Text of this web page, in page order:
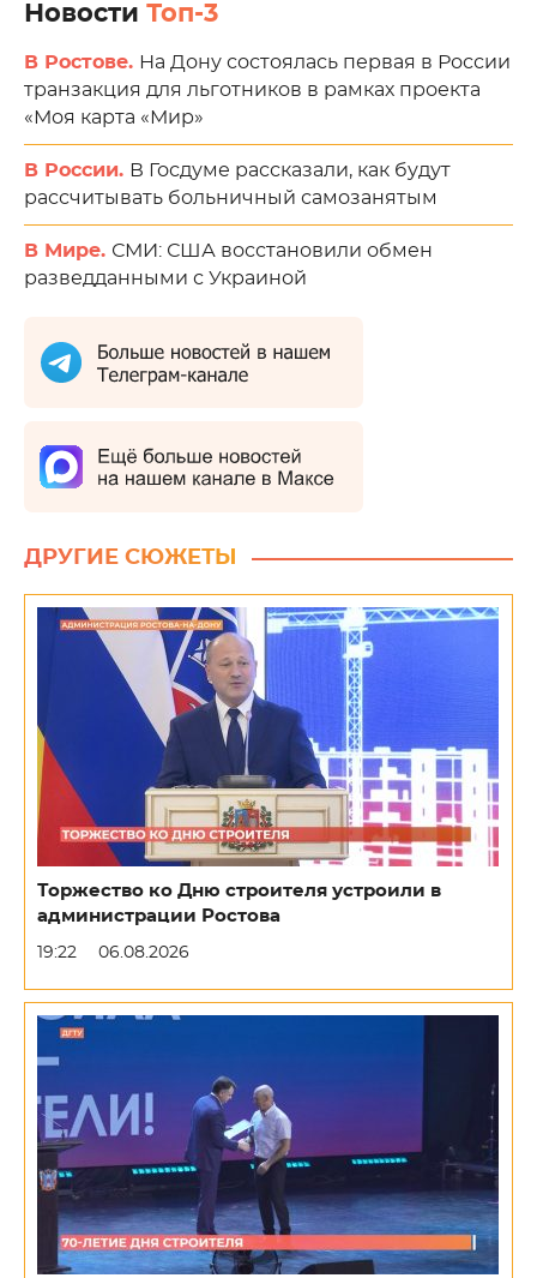
Новости Топ-3
В Ростове. На Дону состоялась первая в России
транзакция для льготников в рамках проекта
«Моя карта «Мир»
В России. В Госдуме рассказали, как будут
рассчитывать больничный самозанятым
В Мире. СМИ: США восстановили обмен
разведданными с Украиной
ДРУГИЕ СЮЖЕТЫ
Торжество ко Дню строителя устроили в
администрации Ростова
19:22 06.08.2026